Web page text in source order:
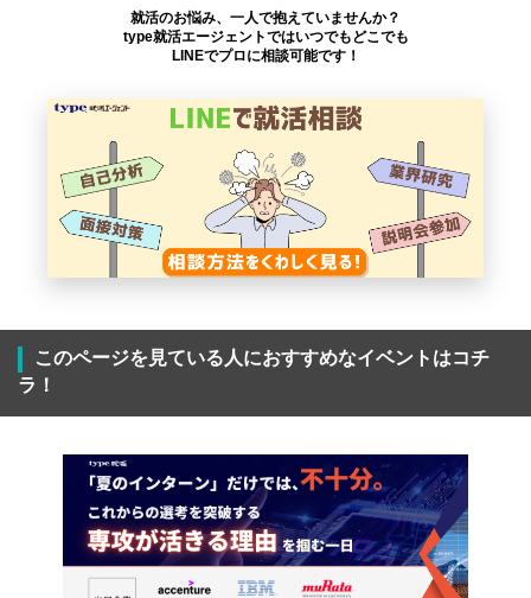
就活のお悩み、一人で抱えていませんか？
type就活エージェントではいつでもどこでも
LINEでプロに相談可能です！
このページを見ている人におすすめなイベントはコチ
ラ！